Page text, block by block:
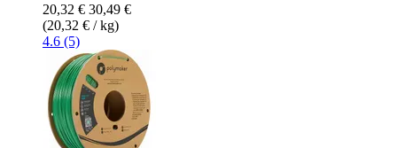
20,32 € 30,49 €
(20,32 € / kg)
4.6 (5)